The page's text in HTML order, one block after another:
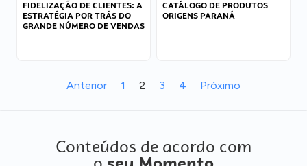
FIDELIZAÇÃO DE CLIENTES: A
ESTRATÉGIA POR TRÁS DO
GRANDE NÚMERO DE VENDAS
CATÁLOGO DE PRODUTOS
ORIGENS PARANÁ
Anterior 1 2 3 4 Próximo
Conteúdos de acordo com